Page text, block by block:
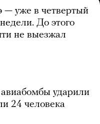
— уже в четвертый
До этого
не выезжал
ударили
24 человека